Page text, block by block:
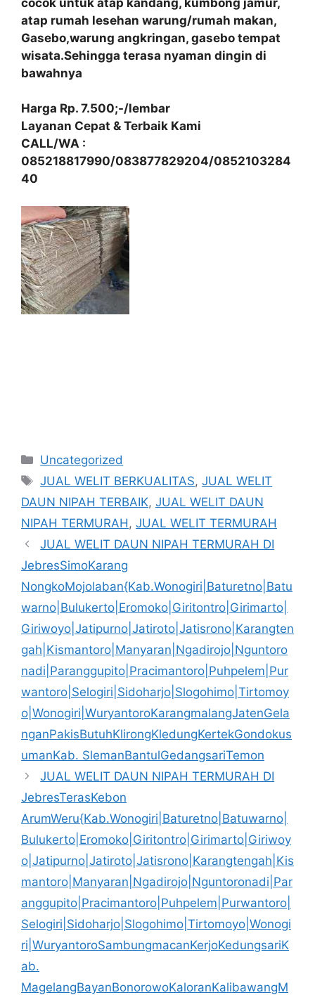
atap rumah lesehan warung/rumah makan,
Gasebo,warung angkringan, gasebo tempat
wisata.Sehingga terasa nyaman dingin di
bawahnya
Harga Rp. 7.500;-/lembar
Layanan Cepat & Terbaik Kami
CALL/WA :
085218817990/083877829204/0852103284
40
Kategori
Uncategorized
Tag
JUAL WELIT BERKUALITAS,JUAL WELIT
DAUN NIPAH TERBAIK, JUAL WELIT DAUN
NIPAH TERMURAH, JUAL WELIT TERMURAH
JUAL WELIT DAUN NIPAH TERMURAH DI
JebresSimoKarang
NongkoMojolaban{Kab.Wonogiri|Baturetno|Batu
warno|Bulukerto|Eromoko|Giritontro|Girimarto|
Giriwoyo|Jatipurno|Jatiroto|Jatisrono|Karangten
gah|Kismantoro|Manyaran|Ngadirojo|Nguntoro
nadi|Paranggupito|Pracimantoro|Puhpelem|Pur
wantoro|Selogiri|Sidoharjo|Slogohimo|Tirtomoy
o|Wonogiri|WuryantoroKarangmalangJatenGela
nganPakisButuhKlirongKledungKertekGondokus
umanKab. SlemanBantulGedangsariTemon
JUAL WELIT DAUN NIPAH TERMURAH DI
JebresTerasKebon
ArumWeru{Kab.Wonogiri|Baturetno|Batuwarno|
Bulukerto|Eromoko|Giritontro|Girimarto|Giriwoy
o|Jatipurno|Jatiroto|Jatisrono|Karangtengah|Kis
mantoro|Manyaran|Ngadirojo|Nguntoronadi|Par
anggupito|Pracimantoro|Puhpelem|Purwantoro|
Selogiri|Sidoharjo|Slogohimo|Tirtomoyo|Wonogi
ri|WuryantoroSambungmacanKerjoKedungsariK
ab.
MagelangBayanBonorowoKaloranKalibawangM